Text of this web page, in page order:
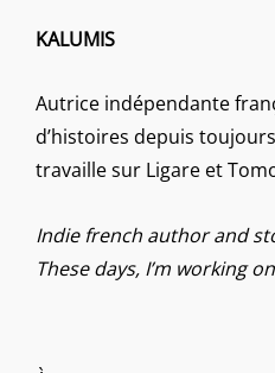
KALUMIS
Autrice indépendante
d’histoires depuis
travaille sur Ligare et
Indie french author and
These days, I’m working